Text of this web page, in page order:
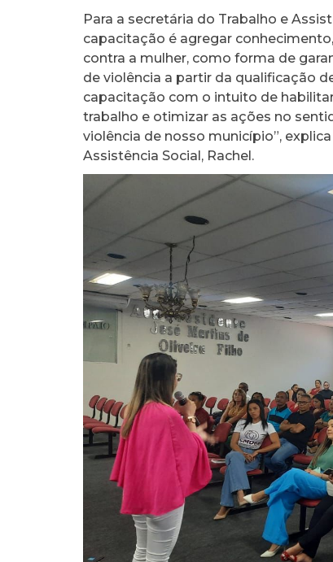
Para a secretária do Trabalho e
capacitação é agregar
contra a mulher, como forma de
de violência a partir da qualificação
capacitação com o intuito de
trabalho e otimizar as ações no
violência de nosso município”,
Assistência Social, Rachel.